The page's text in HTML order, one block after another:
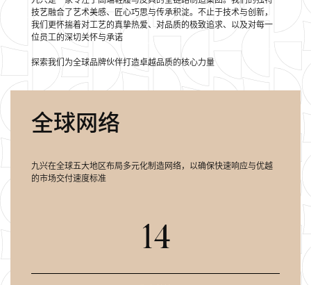
技艺融合了艺术美感、 匠心巧思与传承积淀。 不止于技术与创新，
我们更怀揣着对工艺的真挚热爱、 对品质的极致追求、 以及对每一
位员工的深切关怀与承诺
探索我们为全球品牌伙伴打造卓越品质的核心力量
全球网络
九兴在全球五大地区布局多元化制造网络， 以确保快速响应与优越
的市场交付速度标准
14